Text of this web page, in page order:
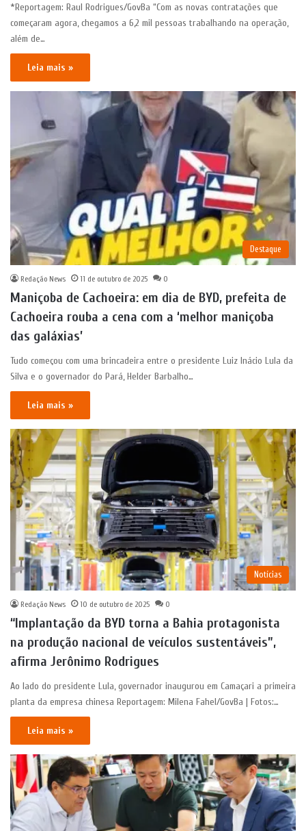
*Reportagem: Raul Rodrigues/GovBa “Com as novas contratações que
começaram agora, chegamos a 6,2 mil pessoas trabalhando na operação,
além de…
Leia mais »
Destaque
Redação News 11 de outubro de 2025 0
Maniçoba de Cachoeira: em dia de BYD, prefeita de
Cachoeira rouba a cena com a ‘melhor maniçoba
das galáxias’
Tudo começou com uma brincadeira entre o presidente Luiz Inácio Lula da
Silva e o governador do Pará, Helder Barbalho…
Leia mais »
Notícias
Redação News 10 de outubro de 2025 0
“Implantação da BYD torna a Bahia protagonista
na produção nacional de veículos sustentáveis”,
afirma Jerônimo Rodrigues
Ao lado do presidente Lula, governador inaugurou em Camaçari a primeira
planta da empresa chinesa Reportagem: Milena Fahel/GovBa | Fotos:…
Leia mais »